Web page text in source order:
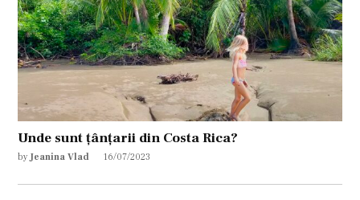
Unde sunt țânțarii din Costa Rica?
by Jeanina Vlad 16/07/2023